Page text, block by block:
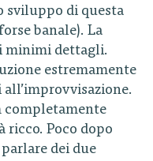
sviluppo di questa
banale). La
minimi dettagli.
estremamente
completamente
ricco. Poco dopo
dei due